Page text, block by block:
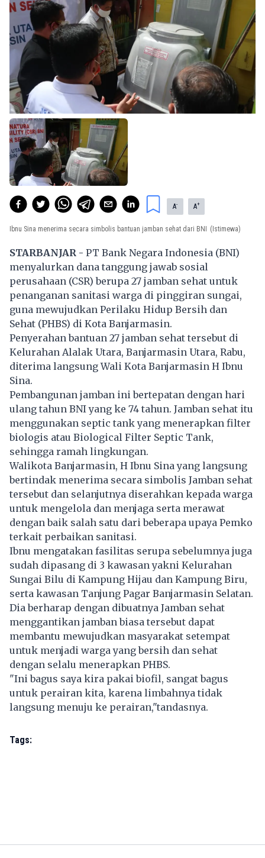
A- A+
Ibnu Sina menerima secara simbolis bantuan jamban sehat dari BNI (Istimewa)
STARBANJAR - PT Bank Negara Indonesia (BNI)
menyalurkan dana tanggung jawab sosial
perusahaan (CSR) berupa 27 jamban sehat untuk
penanganan sanitasi warga di pinggiran sungai,
guna mewujudkan Perilaku Hidup Bersih dan
Sehat (PHBS) di Kota Banjarmasin.
Penyerahan bantuan 27 jamban sehat tersebut di
Kelurahan Alalak Utara, Banjarmasin Utara, Rabu,
diterima langsung Wali Kota Banjarmasin H Ibnu
Sina.
Pembangunan jamban ini bertepatan dengan hari
ulang tahun BNI yang ke 74 tahun. Jamban sehat itu
menggunakan septic tank yang menerapkan filter
biologis atau Biological Filter Septic Tank,
sehingga ramah lingkungan.
Walikota Banjarmasin, H Ibnu Sina yang langsung
bertindak menerima secara simbolis Jamban sehat
tersebut dan selanjutnya diserahkan kepada warga
untuk mengelola dan menjaga serta merawat
dengan baik salah satu dari beberapa upaya Pemko
terkait perbaikan sanitasi.
Ibnu mengatakan fasilitas serupa sebelumnya juga
sudah dipasang di 3 kawasan yakni Kelurahan
Sungai Bilu di Kampung Hijau dan Kampung Biru,
serta kawasan Tanjung Pagar Banjarmasin Selatan.
Dia berharap dengan dibuatnya Jamban sehat
menggantikan jamban biasa tersebut dapat
membantu mewujudkan masyarakat setempat
untuk menjadi warga yang bersih dan sehat
dengan selalu menerapkan PHBS.
"Ini bagus saya kira pakai biofil, sangat bagus
untuk perairan kita, karena limbahnya tidak
langsung menuju ke perairan,"tandasnya.
Tags: